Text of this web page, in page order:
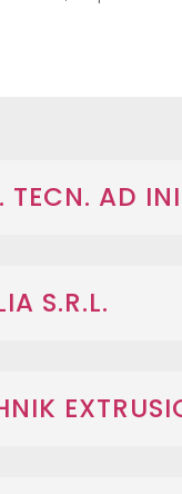
TECN. AD
S.R.L.